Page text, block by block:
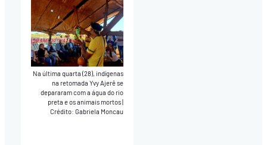
Na última quarta (28), indígenas
na retomada Yvy Ajerê se
depararam com a água do rio
preta e os animais mortos|
Crédito: Gabriela Moncau